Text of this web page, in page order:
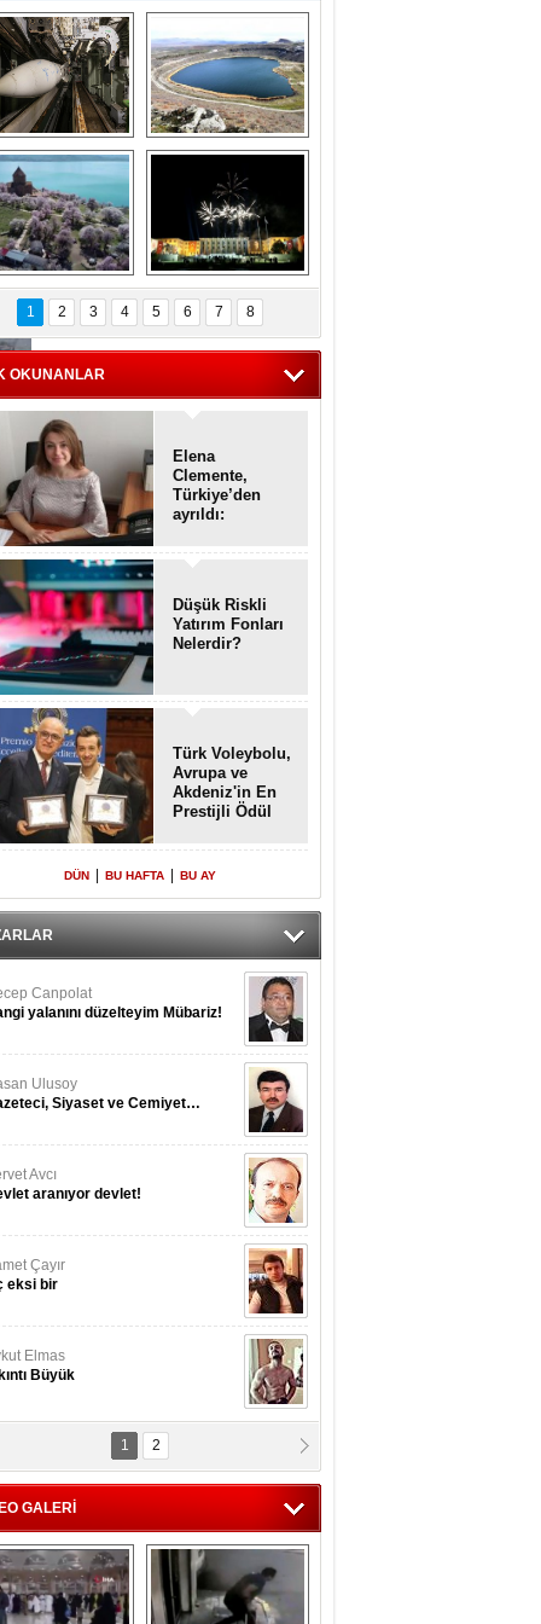
Askeri gemi
terk
gemilerin
etkileyici
görüntüleri
Kapadokya'nın
ilkbaharda bir başka
güzel
kalan
Akdamar Adası
çiçekleri ile
bir güzellik
Haftanın
fotoğrafları
1 2 3 4 5 6 7 8
OKUNANLAR
Elena
Clemente,
Türkiye’den
ayrıldı:
Enkaz!
Düşük Riskli
Yatırım Fonları
Nelerdir?
Türk Voleybolu,
Avrupa ve
Akdeniz'in En
Prestijli Ödül
Yeniden Onur
Konuğu
DÜN BU HAFTA BU AY
Canpolat
yalanını düzelteyim Mübariz!
Ulusoy
Siyaset ve Cemiyet…
Avcı
aranıyor devlet!
Çayır
eksi bir
Elmas
Büyük
Akyol
...!
1 2
GALERİ